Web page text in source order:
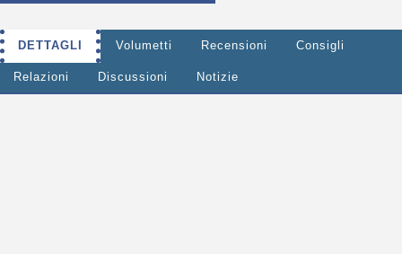
DETTAGLI Volumetti Recensioni Consigli
Relazioni Discussioni Notizie